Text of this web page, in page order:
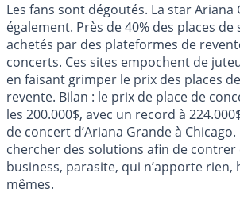
Les fans sont dégoutés. La star Ariana
également. Près de 40% des places
achetés par des plateformes de
concerts. Ces sites empochent de
en faisant grimper le prix des places
revente. Bilan : le prix de place de
les 200.000$, avec un record à
de concert d’Ariana Grande à
chercher des solutions afin de contrer
business, parasite, qui n’apporte rien,
mêmes.